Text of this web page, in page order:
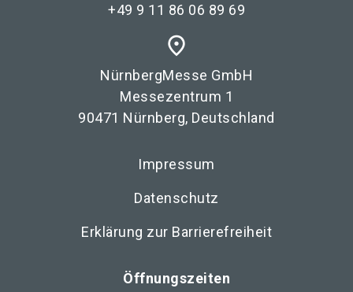
+49 9 11 86 06 89 69
place
NürnbergMesse GmbH
Messezentrum 1
90471 Nürnberg, Deutschland
Impressum
Datenschutz
Erklärung zur Barrierefreiheit
Öffnungszeiten